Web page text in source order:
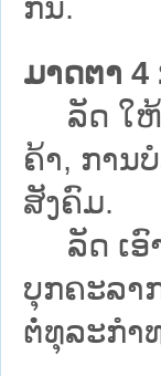
ມາດຕາ 4
ລັດ ໃຫ້
ຄ້າ, ການ
ສັງຄົມ.
ລັດ ເອົາ
ບຸກຄະລາ
ຕໍ່ທຸລະກຳ